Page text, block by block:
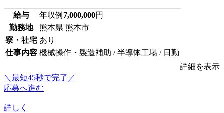
給与 年収例 7,000,000円
勤務地
熊本県 熊本市
寮・社宅 あり
仕事内容 機械操作・製造補助 / 半導体工場 / 日勤
詳細を表示
＼最短45秒で完了／
応募へ進む
詳しく